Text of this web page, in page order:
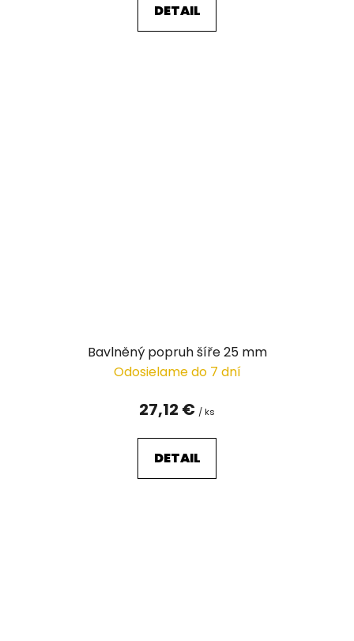
DETAIL
Bavlněný popruh šíře 25 mm
Odosielame do 7 dní
27,12 € / ks
DETAIL